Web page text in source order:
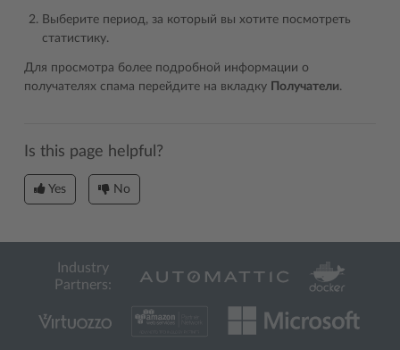
Выберите период, за который вы хотите посмотреть
статистику.
Для просмотра более подробной информации о
получателях спама перейдите на вкладку
Получатели.
Is this page helpful?
Yes No
Industry
Partners: